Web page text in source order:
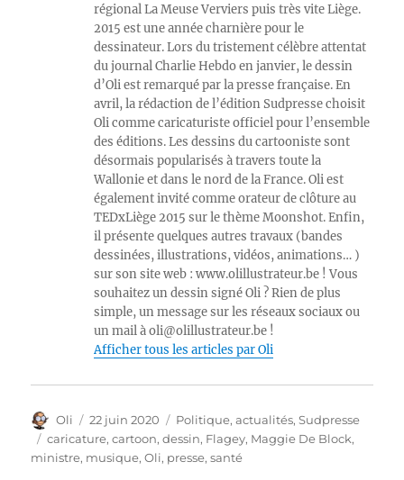
régional La Meuse Verviers puis très vite Liège.
2015 est une année charnière pour le
dessinateur. Lors du tristement célèbre attentat
du journal Charlie Hebdo en janvier, le dessin
d’Oli est remarqué par la presse française. En
avril, la rédaction de l’édition Sudpresse choisit
Oli comme caricaturiste officiel pour l’ensemble
des éditions. Les dessins du cartooniste sont
désormais popularisés à travers toute la
Wallonie et dans le nord de la France. Oli est
également invité comme orateur de clôture au
TEDxLiège 2015 sur le thème Moonshot. Enfin,
il présente quelques autres travaux (bandes
dessinées, illustrations, vidéos, animations… )
sur son site web : www.olillustrateur.be ! Vous
souhaitez un dessin signé Oli ? Rien de plus
simple, un message sur les réseaux sociaux ou
un mail à oli@olillustrateur.be !
Afficher tous les articles par Oli
Auteur
Oli
Publié
le
22 juin 2020 Catégories
Politique, actualités,Sudpresse
Étiquettes
caricature,cartoon,dessin, Flagey, Maggie De Block,
ministre, musique,Oli, presse,santé